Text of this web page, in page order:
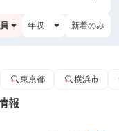
年収 新着のみ
東京都 横浜市
報